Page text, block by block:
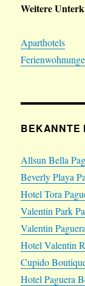
Weitere
Aparthotels
BEKANNTE
Allsun Bella
Beverly Playa
Hotel Tora
Valentin Park
Valentin
Hotel Valentin
Cupido
Hotel Paguera